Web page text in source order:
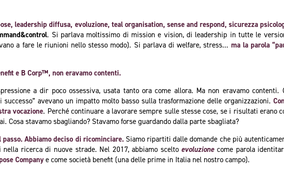
leadership diffusa, evoluzione, teal organisation, sense and respond, sicurezza
. Si parlava moltissimo di mission e vision, di leadership in tutte le
a fare le riunioni nello stesso modo). Si parlava di welfare, stress… ma la parola
e B Corp™, non eravamo contenti.
a dir poco ossessiva, usata tanto ora come allora. Ma non eravamo contenti.
avevano un impatto molto basso sulla trasformazione delle organizzazioni.
vocazione. Perché continuare a lavorare sempre sulle stesse cose, se i risultati erano
Cosa stavamo sbagliando? Stavamo forse guardando dalla parte sbagliata?
Abbiamo deciso di ricominciare. Siamo ripartiti dalle domande che più
ricerca di nuove strade. Nel 2017, abbiamo scelto evoluzione come parola
Company e come società benefit (una delle prime in Italia nel nostro campo).